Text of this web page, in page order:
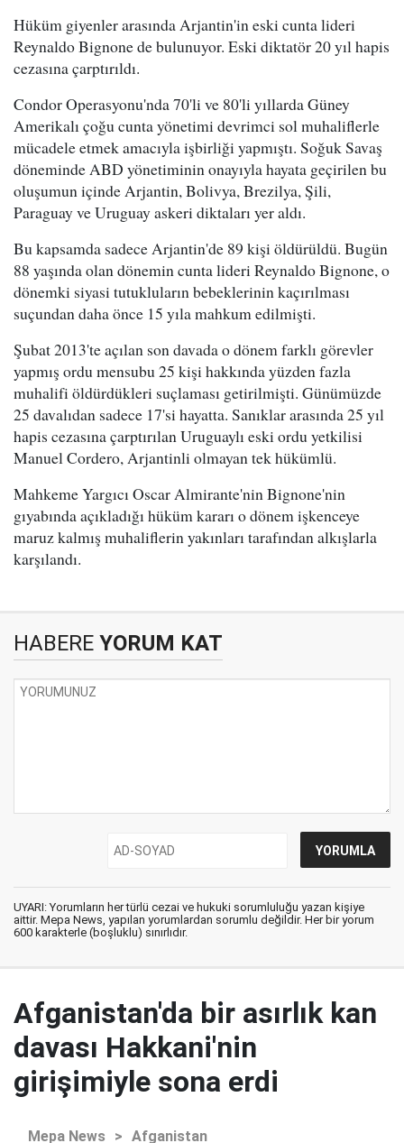
Hüküm giyenler arasında Arjantin'in eski cunta lideri
Reynaldo Bignone de bulunuyor. Eski diktatör 20 yıl hapis
cezasına çarptırıldı.
Condor Operasyonu'nda 70'li ve 80'li yıllarda Güney
Amerikalı çoğu cunta yönetimi devrimci sol muhaliflerle
mücadele etmek amacıyla işbirliği yapmıştı. Soğuk Savaş
döneminde ABD yönetiminin onayıyla hayata geçirilen bu
oluşumun içinde Arjantin, Bolivya, Brezilya, Şili,
Paraguay ve Uruguay askeri diktaları yer aldı.
Bu kapsamda sadece Arjantin'de 89 kişi öldürüldü. Bugün
88 yaşında olan dönemin cunta lideri Reynaldo Bignone, o
dönemki siyasi tutukluların bebeklerinin kaçırılması
suçundan daha önce 15 yıla mahkum edilmişti.
Şubat 2013'te açılan son davada o dönem farklı görevler
yapmış ordu mensubu 25 kişi hakkında yüzden fazla
muhalifi öldürdükleri suçlaması getirilmişti. Günümüzde
25 davalıdan sadece 17'si hayatta. Sanıklar arasında 25 yıl
hapis cezasına çarptırılan Uruguaylı eski ordu yetkilisi
Manuel Cordero, Arjantinli olmayan tek hükümlü.
Mahkeme Yargıcı Oscar Almirante'nin Bignone'nin
gıyabında açıkladığı hüküm kararı o dönem işkenceye
maruz kalmış muhaliflerin yakınları tarafından alkışlarla
karşılandı.
HABERE YORUM KAT
UYARI: Yorumların her türlü cezai ve hukuki sorumluluğu yazan kişiye
aittir. Mepa News, yapılan yorumlardan sorumlu değildir. Her bir yorum
600 karakterle (boşluklu) sınırlıdır.
Afganistan'da bir asırlık kan
davası Hakkani'nin
girişimiyle sona erdi
Mepa News > Afganistan